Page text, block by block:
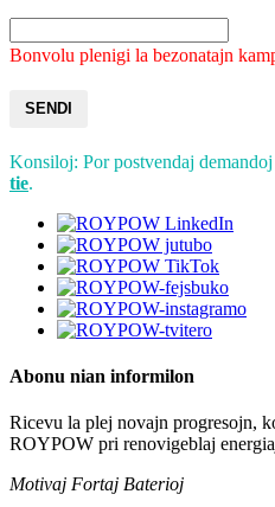
Bonvolu plenigi la bezonatajn
SENDI
Konsiloj: Por postvendaj
tie.
Abonu nian informilon
Ricevu la plej novajn progresojn,
ROYPOW pri renovigeblaj
Motivaj Fortaj Baterioj